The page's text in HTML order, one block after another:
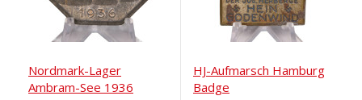
Nordmark-Lager
Ambram-See 1936
HJ-Aufmarsch Hamburg
Badge